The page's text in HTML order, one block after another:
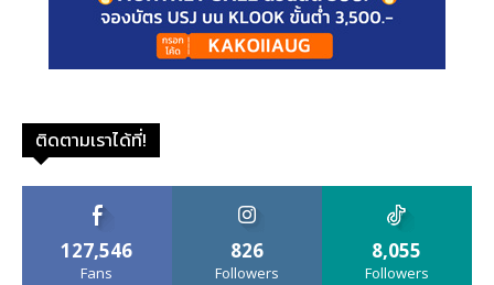
ติดตามเราได้ที่!
127,546
Fans
826
Followers
8,055
Followers